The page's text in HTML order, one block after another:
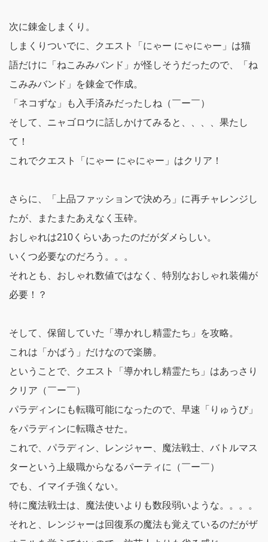
次に錬金しまくり。
しまくりついでに、クエスト「にゃー にゃにゃー」は猫
語だけに「ねこみみバンド」が怪しそうだったので、「ね
こみみバンド」を錬金で作成。
「ネコずな」も入手済みだったしね（￣ー￣）
そして、ニャゴロウに話しかけてみると、、、、果たし
て！
これでクエスト「にゃー にゃにゃー」はクリア！
さらに、「上品ファッションで決めろ」に再チャレンジし
たが、またまたあえなく玉砕。
おしゃれは210くらいあったのだがダメらしい。
いくつ必要なのだろう。。。
それとも、おしゃれ数値ではなく、特別なおしゃれ装備が
必要！？
そして、保留していた「導かれし精霊たち」を攻略。
これは「かばう」だけなので楽勝。
ということで、
クエスト「導かれし精霊たち」はあっさり
クリア（￣ー￣）
パラディンにも転職可能になったので、早速「りゅうび」
をパラディンに転職させた。
これで、パラディン、レンジャー、魔法戦士、バトルマス
ターという上級職からなるパーティに（￣ー￣）
でも、イマイチ強くない。
特に魔法戦士は、魔法使いよりも数段弱いような。。。。
それと、レンジャーは回復系の魔法も覚えているのだがザ